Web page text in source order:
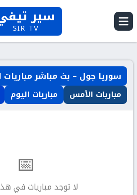
سير
SIR TV
سوريا جول – بث مباشر مباريات
مباريات الأمس مباريات اليوم
📅
لا توجد مباريات في